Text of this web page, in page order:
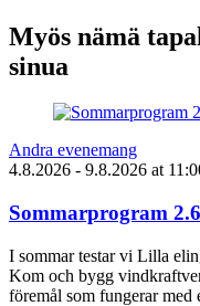
Myös nämä
sinua
Andra evenemang
4.8.2026 - 9.8.2026 at
Sommarprogram
I sommar testar vi Lilla
Kom och bygg
föremål som fungerar med